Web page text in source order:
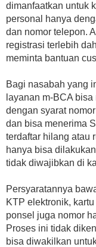
dimanfaatkan untuk
personal hanya
dan nomor telepon.
registrasi terlebih
meminta bantuan
Bagi nasabah yang
layanan m-BCA
dengan syarat
dan bisa menerima
terdaftar hilang atau
hanya bisa
tidak diwajibkan di
Persyaratannya
KTP elektronik,
ponsel juga nomor
Proses ini tidak
bisa diwakilkan